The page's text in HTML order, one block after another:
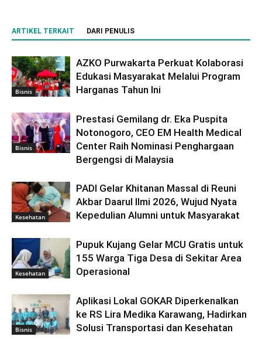
ARTIKEL TERKAIT DARI PENULIS
Bisnis
AZKO Purwakarta Perkuat Kolaborasi
Edukasi Masyarakat Melalui Program
Harganas Tahun Ini
Bisnis
Prestasi Gemilang dr. Eka Puspita
Notonogoro, CEO EM Health Medical
Center Raih Nominasi Penghargaan
Bergengsi di Malaysia
Kesehatan
PADI Gelar Khitanan Massal di Reuni
Akbar Daarul Ilmi 2026, Wujud Nyata
Kepedulian Alumni untuk Masyarakat
Kesehatan
Pupuk Kujang Gelar MCU Gratis untuk
155 Warga Tiga Desa di Sekitar Area
Operasional
Bisnis
Aplikasi Lokal GOKAR Diperkenalkan
ke RS Lira Medika Karawang, Hadirkan
Solusi Transportasi dan Kesehatan